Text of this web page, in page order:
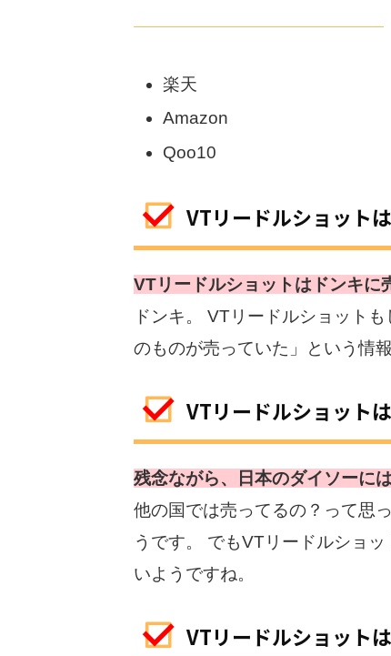
楽天
Amazon
Qoo10
VTリードルショット
VTリードルショットはドンキに
ドンキ。 VTリードルショット
のものが売っていた」という情報
VTリードルショット
残念ながら、日本のダイソーに
他の国では売ってるの？って思
うです。 でもVTリードルショ
いようですね。
VTリードルショット